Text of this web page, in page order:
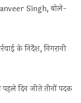
Singh, बोले-
के निर्देश, निगरानी
दिन जीते तीनों पदक